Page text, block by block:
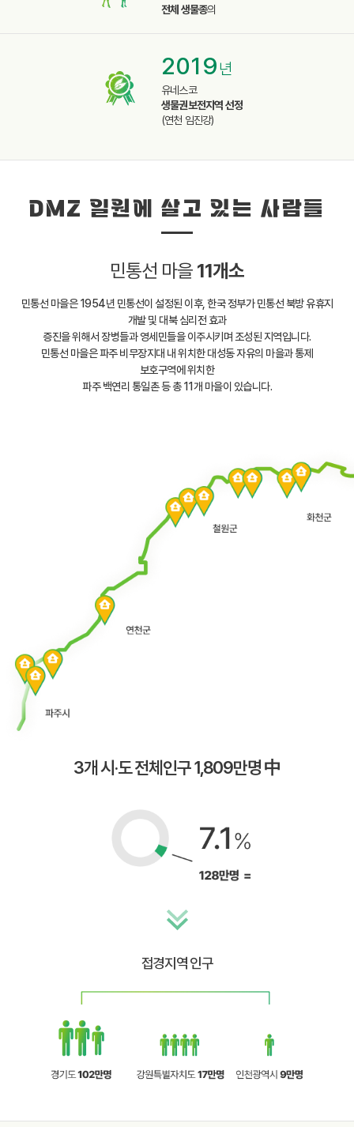
전체 생물종의
2019년
유네스코
생물권보전지역 선정
(연천 임진강)
DMZ 일원에 살고 있는 사람들
민통선 마을 11개소
민통선 마을은 1954년 민통선이 설정된 이후, 한국 정부가 민통선 북방 유휴지
개발 및 대북 심리전 효과
증진을 위해서 장병들과 영세민들을 이주시키며 조성된 지역입니다.
민통선 마을은 파주 비무장지대 내 위치한 대성동 자유의 마을과 통제
보호구역에 위치한
파주 백연리 통일촌 등 총 11개 마을이 있습니다.
3개 시·도 전체인구 1,809만명 中
접경지역 인구